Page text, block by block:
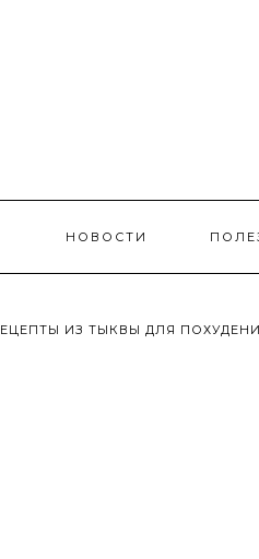
НОВОСТИ
ЕЦЕПТЫ ИЗ ТЫКВЫ ДЛЯ